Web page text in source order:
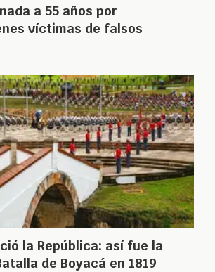
a 55 años por
víctimas de falsos
la República: así fue la
de Boyacá en 1819